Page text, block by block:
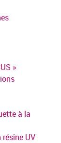
»
à la
résine UV